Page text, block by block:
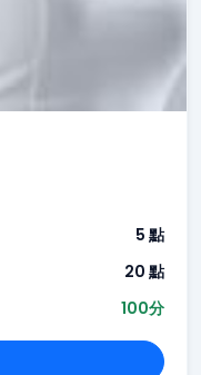
5 點
20 點
100分